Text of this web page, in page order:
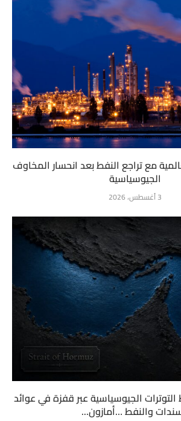
مع تراجع النفط بعد انحسار المخاوف
الجيوسياسية
3 أغسطس، 2026
الجيوسياسية عبر قفزة في عوائد
والنفط …أمازون...